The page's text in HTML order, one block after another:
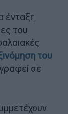
ένταξη
του
του
σε